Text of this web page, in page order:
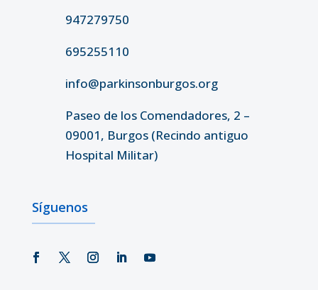
947279750
695255110
info@parkinsonburgos.org
Paseo de los Comendadores, 2 –
09001, Burgos (Recindo antiguo
Hospital Militar)
Síguenos